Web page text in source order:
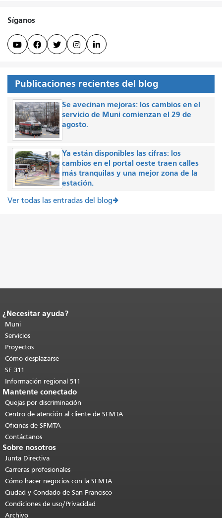
Síganos
    
Publicaciones recientes del blog
Se avecinan mejoras: los cambios en el
servicio de Muni comienzan el 29 de
agosto.
Ya están disponibles las cifras: los
cambios en el portal oeste traen calles
más tranquilas y una mejor zona de la
estación.
Ver todas las entradas del blog
Fin del contenido de la página.
de esta página se repite en todas las
páginas.Volver al principio del
contenido principal
¿Necesitar ayuda?
Muni
Servicios
Proyectos
Cómo desplazarse
SF 311
Información regional 511
Mantente conectado
Quejas por discriminación
Centro de atención al cliente de SFMTA
Oficinas de SFMTA
Contáctanos
Sobre nosotros
Junta Directiva
Carreras profesionales
Cómo hacer negocios con la SFMTA
Ciudad y Condado de San Francisco
Condiciones de uso/Privacidad
Archivo